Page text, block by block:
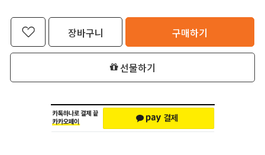
장바구니 구매하기
선물하기